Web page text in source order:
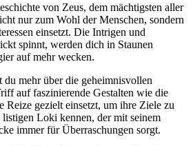
von Zeus, dem mächtigsten aller
nur zum Wohl der Menschen, sondern
einsetzt. Die Intrigen und
spinnt, werden dich in Staunen
auf mehr wecken.
mehr über die geheimnisvollen
auf faszinierende Gestalten wie die
Reize gezielt einsetzt, um ihre Ziele zu
Loki kennen, der mit seinem
immer für Überraschungen sorgt.